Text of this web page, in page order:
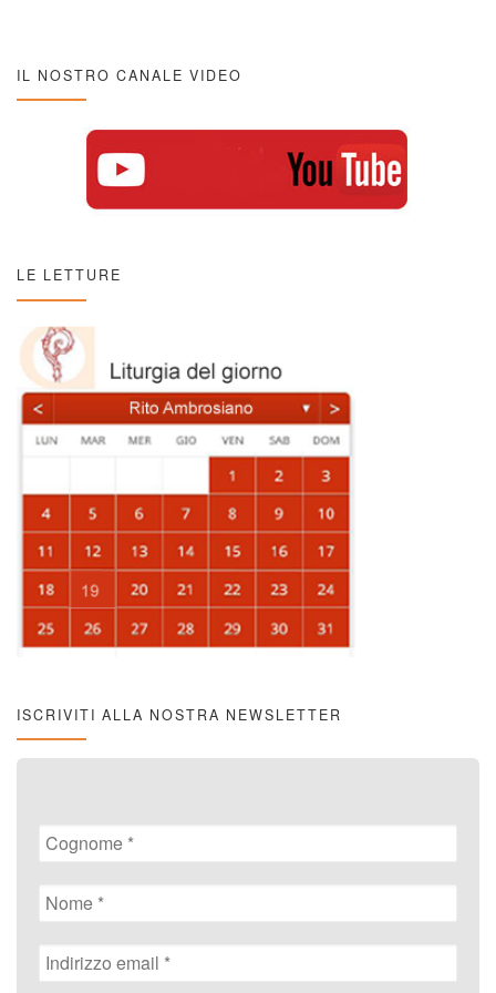
IL NOSTRO CANALE VIDEO
LE LETTURE
ISCRIVITI ALLA NOSTRA NEWSLETTER